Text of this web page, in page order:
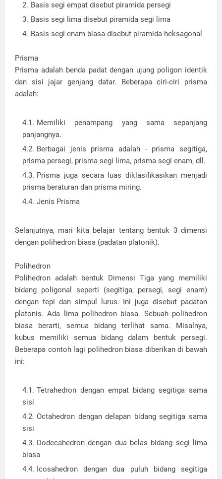
Basis segi empat disebut piramida persegi
Basis segi lima disebut piramida segi lima
Basis segi enam biasa disebut piramida heksagonal
Prisma
Prisma adalah benda padat dengan ujung poligon identik
dan sisi jajar genjang datar. Beberapa ciri-ciri prisma
adalah:
Memiliki penampang yang sama sepanjang
panjangnya.
Berbagai jenis prisma adalah - prisma segitiga,
prisma persegi, prisma segi lima, prisma segi enam, dll.
Prisma juga secara luas diklasifikasikan menjadi
prisma beraturan dan prisma miring.
Jenis Prisma
Selanjutnya, mari kita belajar tentang bentuk 3 dimensi
dengan polihedron biasa (padatan platonik).
Polihedron
Polihedron adalah bentuk Dimensi Tiga yang memiliki
bidang poligonal seperti (segitiga, persegi, segi enam)
dengan tepi dan simpul lurus. Ini juga disebut padatan
platonis. Ada lima polihedron biasa. Sebuah polihedron
biasa berarti, semua bidang terlihat sama. Misalnya,
kubus memiliki semua bidang dalam bentuk persegi.
Beberapa contoh lagi polihedron biasa diberikan di bawah
ini:
Tetrahedron dengan empat bidang segitiga sama
sisi
Octahedron dengan delapan bidang segitiga sama
sisi
Dodecahedron dengan dua belas bidang segi lima
biasa
Icosahedron dengan dua puluh bidang segitiga